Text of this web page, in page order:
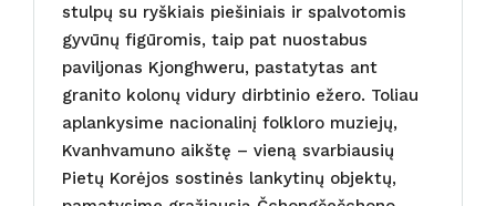
stulpų su ryškiais piešiniais ir spalvotomis
gyvūnų figūromis, taip pat nuostabus
paviljonas Kjonghweru, pastatytas ant
granito kolonų vidury dirbtinio ežero. Toliau
aplankysime nacionalinį folkloro muziejų,
Kvanhvamuno aikštę – vieną svarbiausių
Pietų Korėjos sostinės lankytinų objektų,